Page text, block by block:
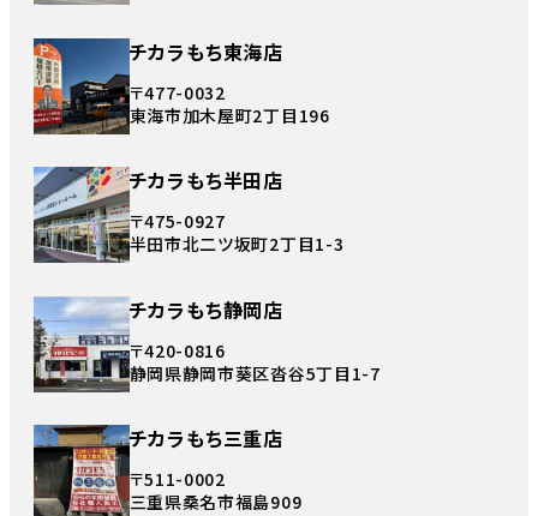
チカラもち東海店
〒477-0032
東海市加木屋町2丁目196
チカラもち半田店
〒475-0927
半田市北二ツ坂町2丁目1-3
チカラもち静岡店
〒420-0816
静岡県静岡市葵区沓谷5丁目1-7
チカラもち三重店
〒511-0002
三重県桑名市福島909